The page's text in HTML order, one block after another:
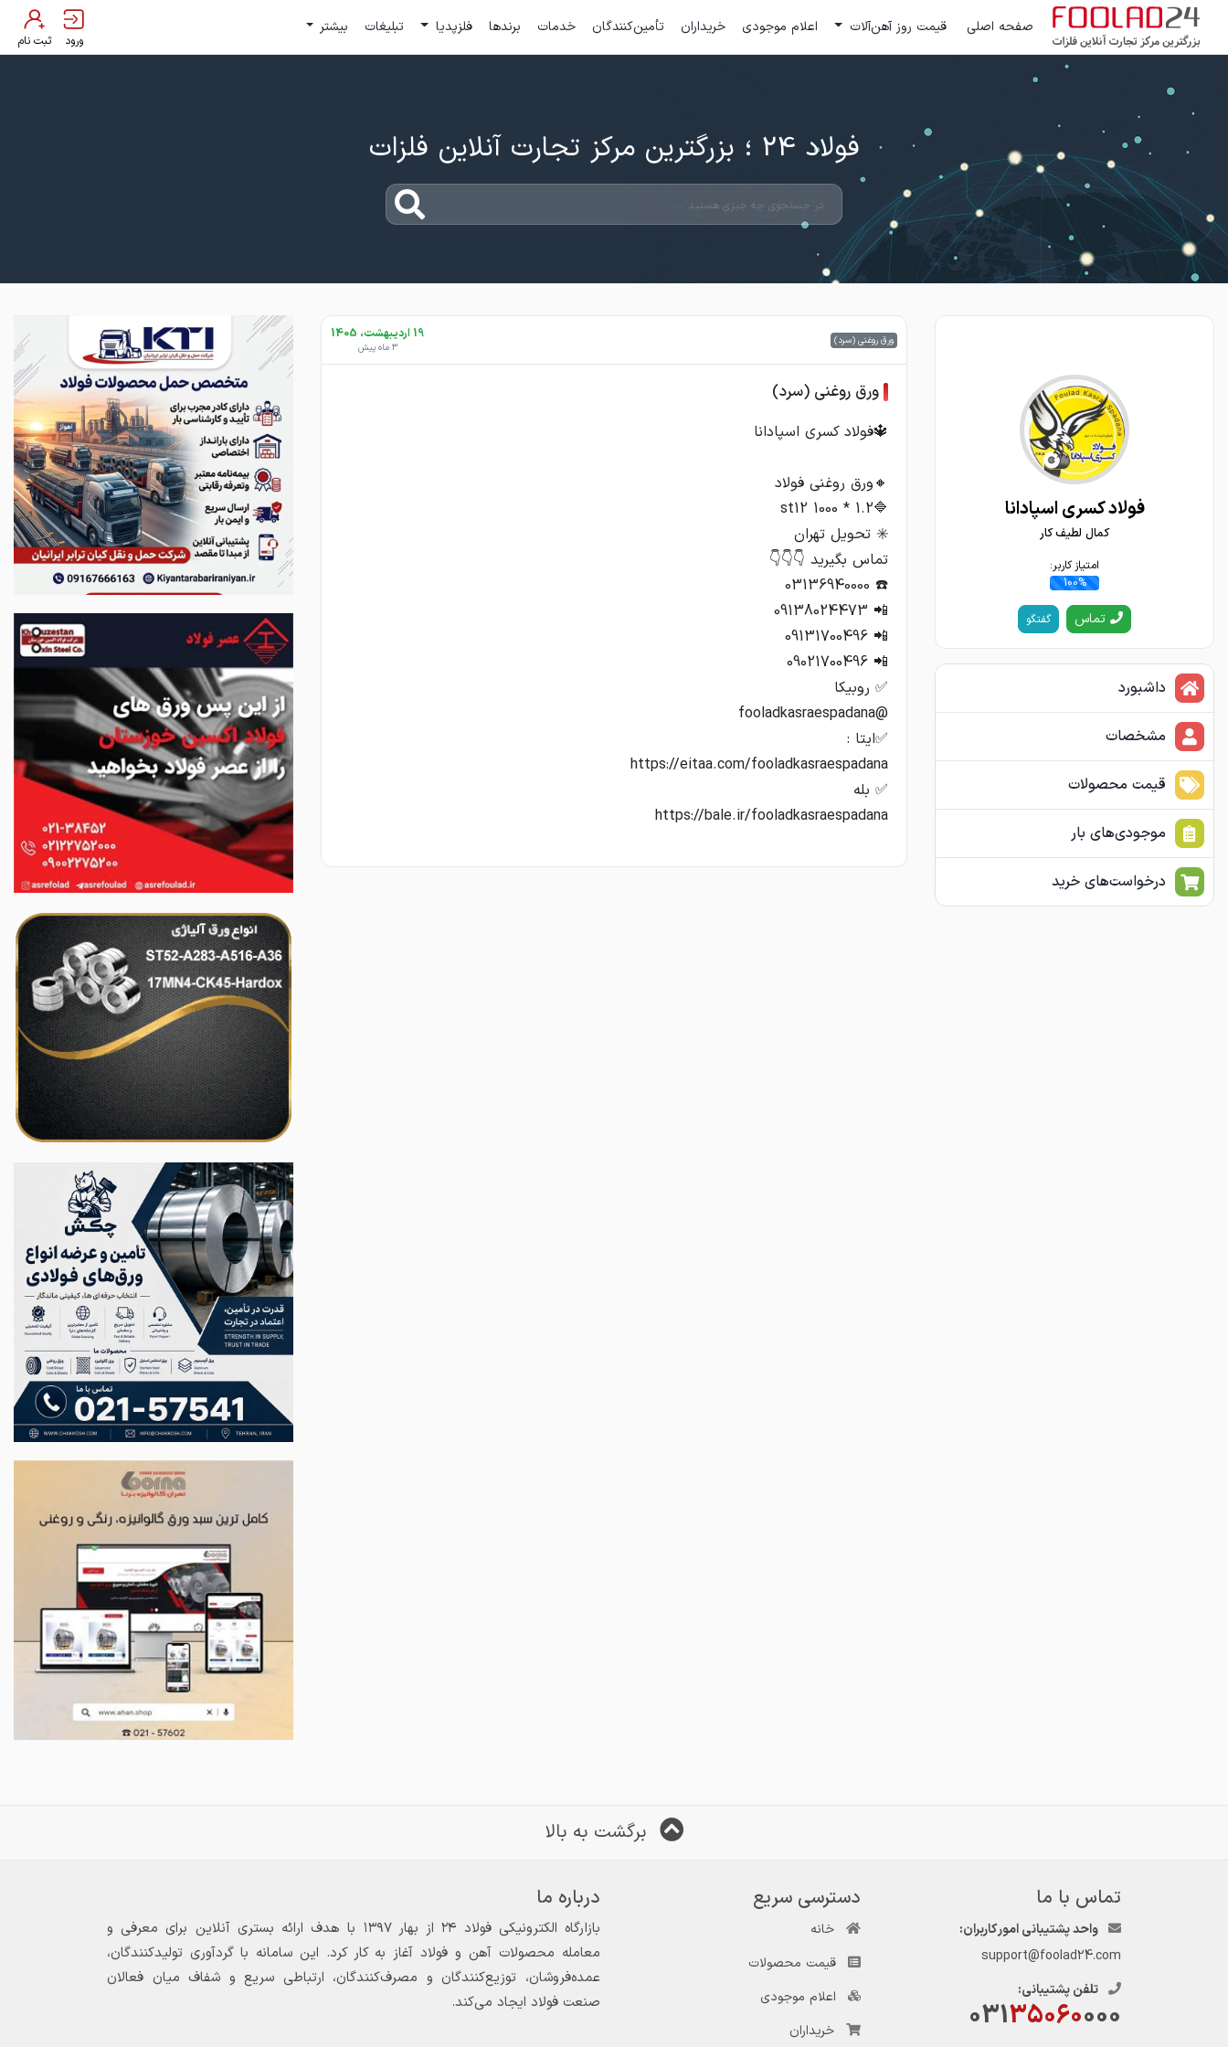
صفحه اصلی قیمت روز آهن‌آلات اعلام موجودی خریداران تأمین‌کنندگان خدمات برندها فلزپدیا تبلیغات بیشتر
ورود ثبت نام
فولاد 24 ؛ بزرگترین مرکز تجارت آنلاین فلزات
فولاد کسری اسپادانا
کمال لطیف کار
امتیاز کاربر:
100%
تماس گفتگو
داشبورد
مشخصات
قیمت محصولات
موجودی‌های بار
درخواست‌های خرید
ورق روغنی (سرد) 19 اردیبهشت، 1405
3 ماه پیش
ورق روغنی (سرد)
https://bale.ir/fooladkasraespadana
برگشت به بالا
تماس با ما
واحد پشتیبانی امور کاربران:
support@foolad24.com
تلفن پشتیبانی:
03135060000
دسترسی سریع
خانه
قیمت محصولات
اعلام موجودی
خریداران
درباره ما
بازارگاه الکترونیکی فولاد ۲۴ از بهار ۱۳۹۷ با هدف ارائه بستری آنلاین برای معرفی و
معامله محصولات آهن و فولاد آغاز به کار کرد. این سامانه با گردآوری تولیدکنندگان،
عمده‌فروشان، توزیع‌کنندگان و مصرف‌کنندگان، ارتباطی سریع و شفاف میان فعالان
صنعت فولاد ایجاد می‌کند.